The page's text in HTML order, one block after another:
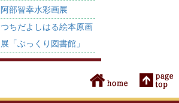
阿部智幸水彩画展
つちだよしはる絵本原画
展「ぶっくり図書館」